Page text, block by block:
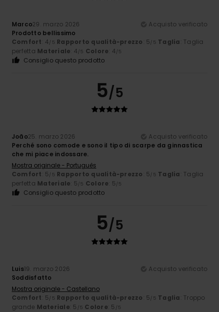
Marco29. marzo 2026
Acquisto verificato
Prodotto bellissimo
Comfort: 4/5 Rapporto qualità-prezzo: 5/5 Taglia: Taglia
perfetta Materiale: 4/5 Colore: 4/5
Consiglio questo prodotto
5/5
João25. marzo 2026
Acquisto verificato
Perché sono comode e sono il tipo di scarpe da ginnastica
che mi piace indossare.
Mostra originale - Português
Comfort: 5/5 Rapporto qualità-prezzo: 5/5 Taglia: Taglia
perfetta Materiale: 5/5 Colore: 5/5
Consiglio questo prodotto
5/5
Luis19. marzo 2026
Acquisto verificato
Soddisfatto
Mostra originale - Castellano
Comfort: 5/5 Rapporto qualità-prezzo: 5/5 Taglia: Troppo
grande Materiale: 5 /5 Colore: 5 /5